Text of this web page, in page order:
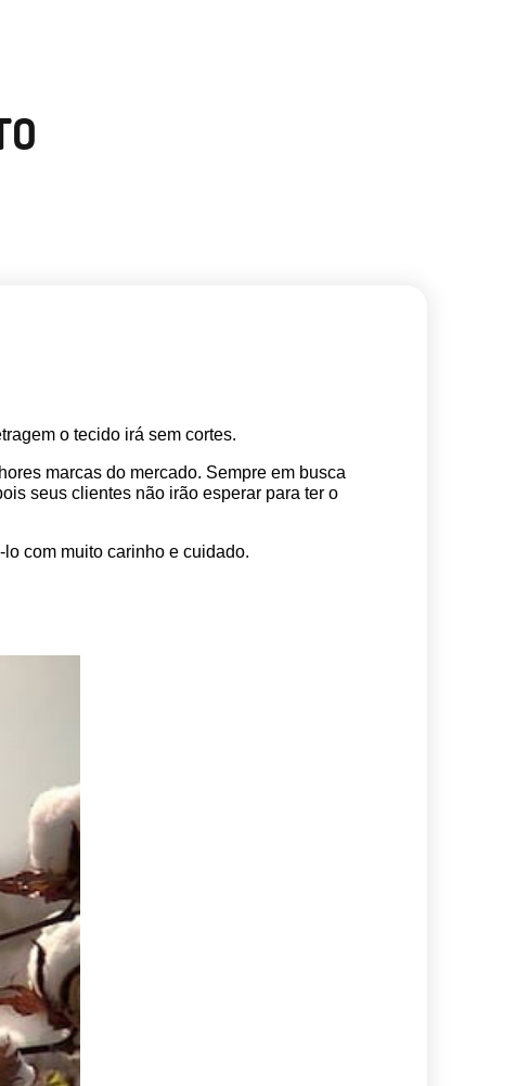
o tecido irá sem cortes.
marcas do mercado. Sempre em busca
seus clientes não irão esperar para ter o
com muito carinho e cuidado.